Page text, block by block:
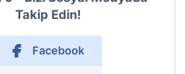
Takip Edin!
Facebook